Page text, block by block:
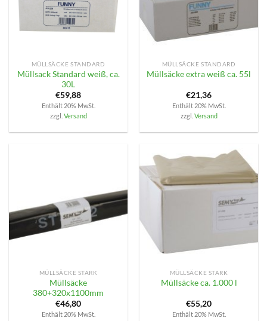
MÜLLSÄCKE STANDARD
Müllsack Standard weiß, ca.
30L
€59,88
Enthält 20% MwSt.
zzgl. Versand
MÜLLSÄCKE STANDARD
Müllsäcke extra weiß ca. 55l
€21,36
Enthält 20% MwSt.
zzgl. Versand
MÜLLSÄCKE STARK
Müllsäcke
380+320x1100mm
€46,80
Enthält 20% MwSt.
MÜLLSÄCKE STARK
Müllsäcke ca. 1.000 l
€55,20
Enthält 20% MwSt.